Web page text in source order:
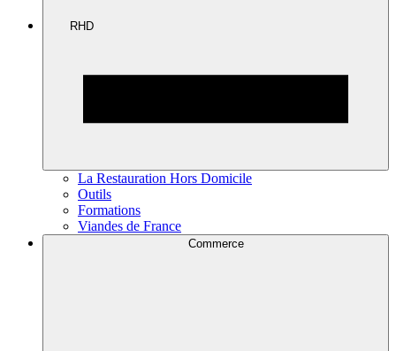
RHD
La Restauration Hors Domicile
Outils
Formations
Viandes de France
Commerce